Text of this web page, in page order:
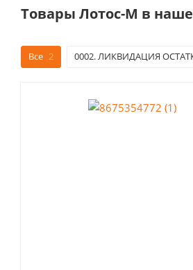
Товары Лотос-М в
Все 2 0002. ЛИКВИДАЦИЯ